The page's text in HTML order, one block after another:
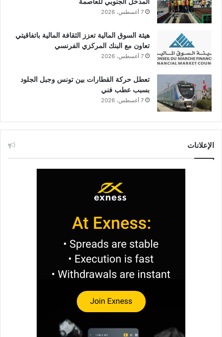
7 أغسطس، 2026
هيئة السوق المالية تعزز الثقافة المالية باتفاقيتي
تعاون مع البنك المركزي الفرنسي
7 أغسطس، 2026
تعطل حركة القطارات بين تونس وجبل الجلود
بسبب عطب فني
7 أغسطس، 2026
الإعلانات